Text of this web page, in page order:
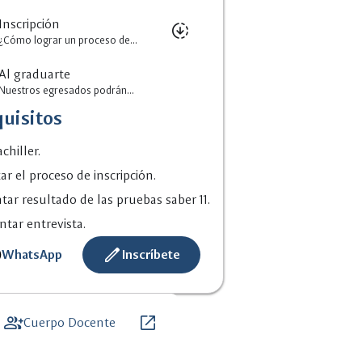
un
para descarga close
de-estudios-optometria.pdf
¿Cómo lograr un proceso de...
Inscripción downloading
un
para descarga
Nuestros egresados podrán...
graduarte
el proceso de inscripción.
resultado de las pruebas saber 11.
entrevista.
WhatsApp
create Inscríbete
group_addCuerpo Docente open_in_new